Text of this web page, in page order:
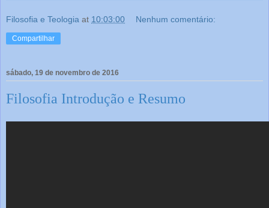
Filosofia e Teologia at 10:03:00 Nenhum comentário:
Compartilhar
sábado, 19 de novembro de 2016
Filosofia Introdução e Resumo